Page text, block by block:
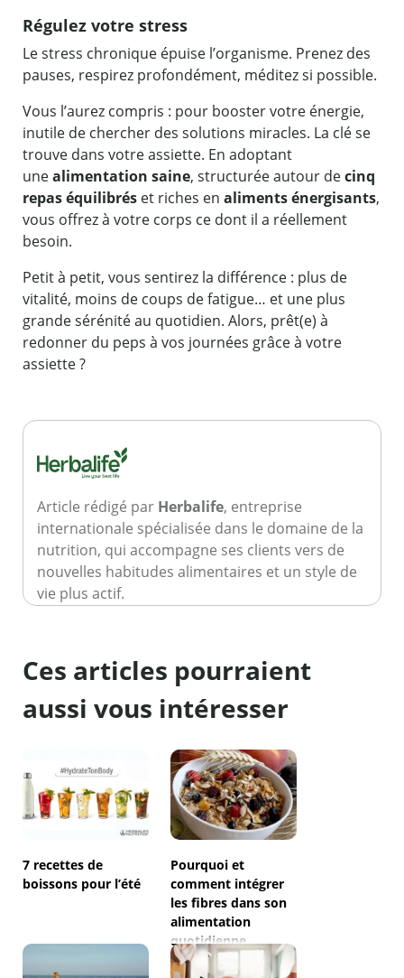
Régulez votre stress
Le stress chronique épuise l’organisme. Prenez des
pauses, respirez profondément, méditez si possible.
Vous l’aurez compris : pour booster votre énergie,
inutile de chercher des solutions miracles. La clé se
trouve dans votre assiette. En adoptant
unealimentation saine, structurée autour decinq
repas équilibrés et riches en aliments énergisants,
vous offrez à votre corps ce dont il a réellement
besoin.
Petit à petit, vous sentirez la différence : plus de
vitalité, moins de coups de fatigue… et une plus
grande sérénité au quotidien. Alors, prêt(e) à
redonner du peps à vos journées grâce à votre
assiette ?
Article rédigé par Herbalife, entreprise
internationale spécialisée dans le domaine de la
nutrition, qui accompagne ses clients vers de
nouvelles habitudes alimentaires et un style de
vie plus actif.
Ces articles pourraient
aussi vous intéresser
7 recettes de
boissons pour l’été
Pourquoi et
comment intégrer
les fibres dans son
alimentation
quotidienne